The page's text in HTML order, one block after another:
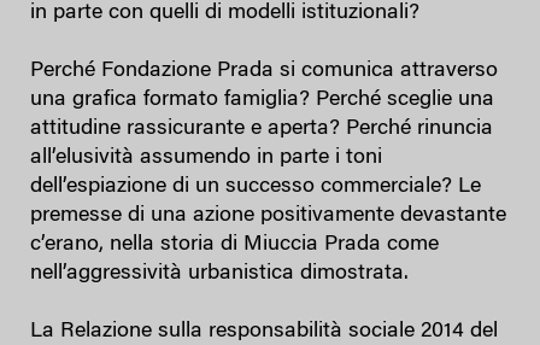
in parte con quelli di modelli istituzionali?
Perché Fondazione Prada si comunica attraverso
una grafica formato famiglia? Perché sceglie una
attitudine rassicurante e aperta? Perché rinuncia
all’elusività assumendo in parte i toni
dell’espiazione di un successo commerciale? Le
premesse di una azione positivamente devastante
c’erano, nella storia di Miuccia Prada come
nell’aggressività urbanistica dimostrata.
La Relazione sulla responsabilità sociale 2014 del